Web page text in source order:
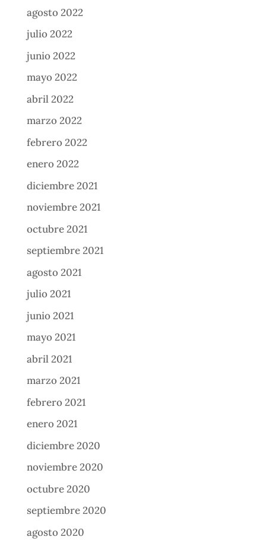
agosto 2022
julio 2022
junio 2022
mayo 2022
abril 2022
marzo 2022
febrero 2022
enero 2022
diciembre 2021
noviembre 2021
octubre 2021
septiembre 2021
agosto 2021
julio 2021
junio 2021
mayo 2021
abril 2021
marzo 2021
febrero 2021
enero 2021
diciembre 2020
noviembre 2020
octubre 2020
septiembre 2020
agosto 2020